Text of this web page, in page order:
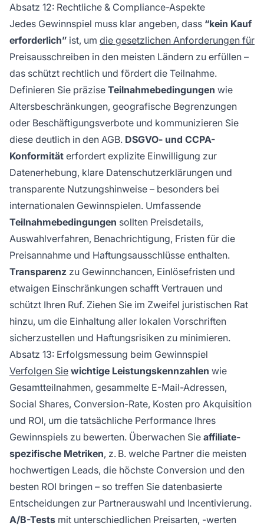
Absatz 12: Rechtliche & Compliance-Aspekte
Jedes Gewinnspiel muss klar angeben, dass “kein Kauf
erforderlich” ist, um die gesetzlichen Anforderungen für
Preisausschreiben in den meisten Ländern zu erfüllen –
das schützt rechtlich und fördert die Teilnahme.
Definieren Sie präzise Teilnahmebedingungen wie
Altersbeschränkungen, geografische Begrenzungen
oder Beschäftigungsverbote und kommunizieren Sie
diese deutlich in den AGB. DSGVO- und CCPA-
Konformität erfordert explizite Einwilligung zur
Datenerhebung, klare Datenschutzerklärungen und
transparente Nutzungshinweise – besonders bei
internationalen Gewinnspielen. Umfassende
Teilnahmebedingungen sollten Preisdetails,
Auswahlverfahren, Benachrichtigung, Fristen für die
Preisannahme und Haftungsausschlüsse enthalten.
Transparenz zu Gewinnchancen, Einlösefristen und
etwaigen Einschränkungen schafft Vertrauen und
schützt Ihren Ruf. Ziehen Sie im Zweifel juristischen Rat
hinzu, um die Einhaltung aller lokalen Vorschriften
sicherzustellen und Haftungsrisiken zu minimieren.
Absatz 13: Erfolgsmessung beim Gewinnspiel
Verfolgen Sie wichtige Leistungskennzahlen wie
Gesamtteilnahmen, gesammelte E-Mail-Adressen,
Social Shares, Conversion-Rate, Kosten pro Akquisition
und ROI, um die tatsächliche Performance Ihres
Gewinnspiels zu bewerten. Überwachen Sie affiliate-
spezifische Metriken, z. B. welche Partner die meisten
hochwertigen Leads, die höchste Conversion und den
besten ROI bringen – so treffen Sie datenbasierte
Entscheidungen zur Partnerauswahl und Incentivierung.
A/B-Tests mit unterschiedlichen Preisarten, -werten